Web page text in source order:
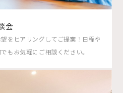
会
をヒアリングしてご提案！日程や
もお気軽にご相談ください。